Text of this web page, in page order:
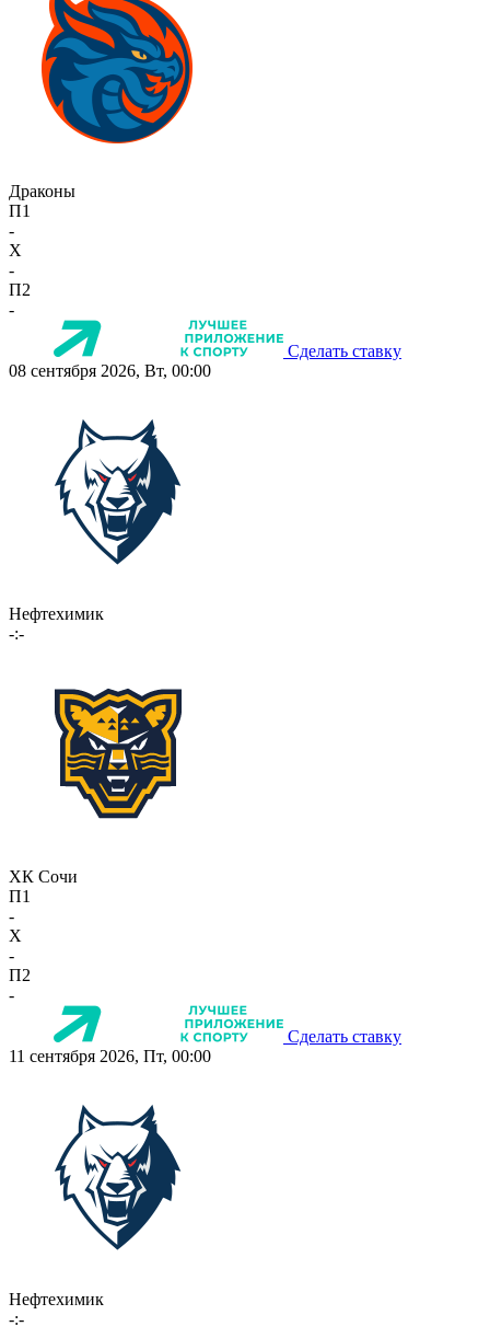
Драконы
П1
-
X
-
П2
-
Сделать ставку
08 сентября 2026, Вт, 00:00
Нефтехимик
-:-
ХК Сочи
П1
-
X
-
П2
-
Сделать ставку
11 сентября 2026, Пт, 00:00
Нефтехимик
-:-